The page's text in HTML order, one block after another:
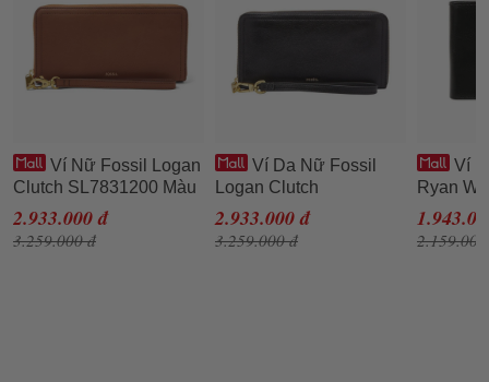
Ví Nữ Fossil Logan
Clutch SL7831200 Màu
Nâu
2.933.000 đ
3.259.000 đ
Ví Da Nữ Fossil
Logan Clutch
SL7831001 Màu Đen
2.933.000 đ
3.259.000 đ
Ví
Ryan
Màu Đen